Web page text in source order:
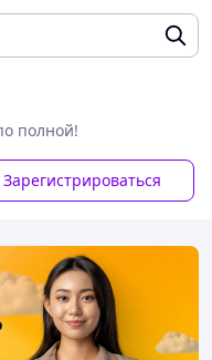
полной!
Зарегистрироваться